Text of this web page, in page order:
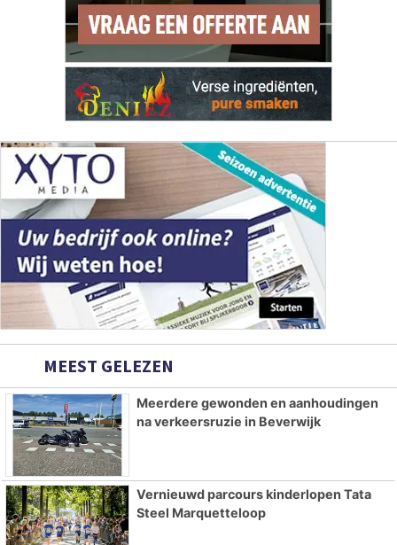
MEEST GELEZEN
Meerdere gewonden en aanhoudingen
na verkeersruzie in Beverwijk
Vernieuwd parcours kinderlopen Tata
Steel Marquetteloop